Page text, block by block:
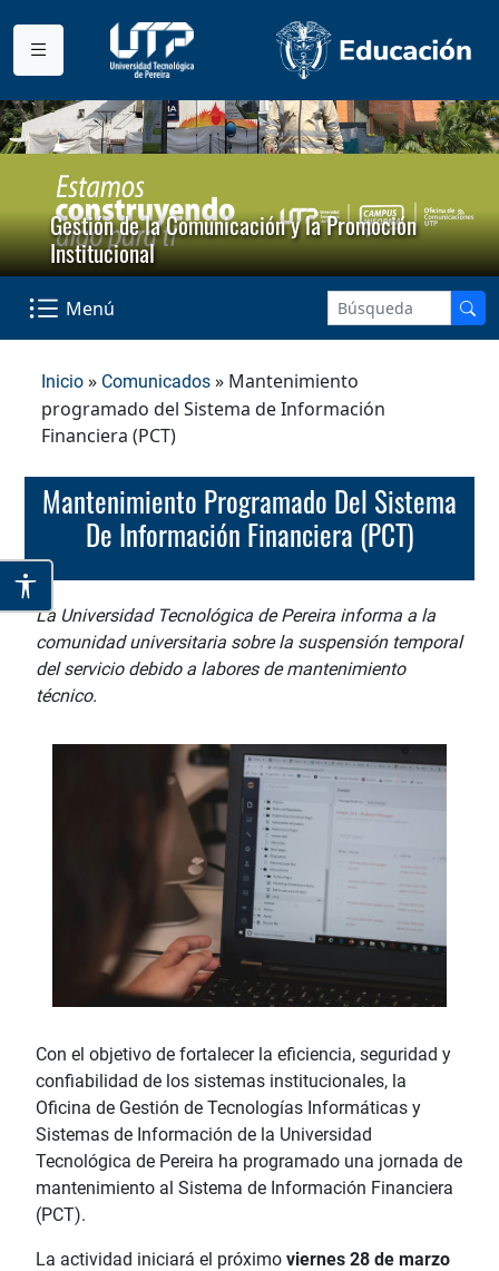
Gestión de la Comunicación y la Promoción
Institucional
Menú
Inicio » Comunicados » Mantenimiento
programado del Sistema de Información
Financiera (PCT)
Mantenimiento Programado Del Sistema
De Información Financiera (PCT)
La Universidad Tecnológica de Pereira informa a la
comunidad universitaria sobre la suspensión temporal
del servicio debido a labores de mantenimiento
técnico.
Con el objetivo de fortalecer la eficiencia, seguridad y
confiabilidad de los sistemas institucionales, la
Oficina de Gestión de Tecnologías Informáticas y
Sistemas de Información de la Universidad
Tecnológica de Pereira ha programado una jornada de
mantenimiento al Sistema de Información Financiera
(PCT).
La actividad iniciará el próximo viernes 28 de marzo